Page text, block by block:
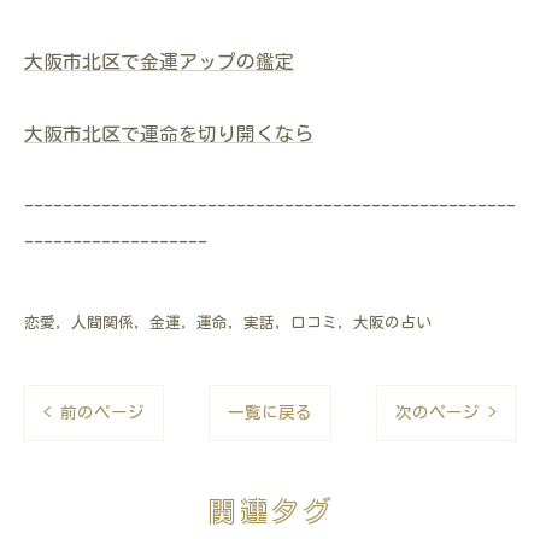
大阪市北区で金運アップの鑑定
大阪市北区で運命を切り開くなら
---------------------------------------------------
-------------------
恋愛 人間関係 金運 運命 実話 口コミ 大阪の占い
< 前のページ 一覧に戻る 次のページ >
関連タグ